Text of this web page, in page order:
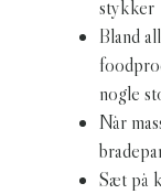
stykker
Bland
nogle
Når
Sæt på